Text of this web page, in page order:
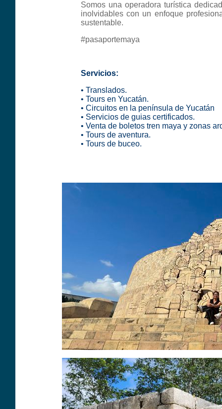
Somos una operadora turística
inolvidables con un enfoque
sustentable.
#pasaportemaya
Servicios:
• Translados.
• Tours en Yucatán.
• Circuitos en la península de Yucatán
• Servicios de guias certificados.
• Venta de boletos tren maya y zonas
• Tours de aventura.
• Tours de buceo.